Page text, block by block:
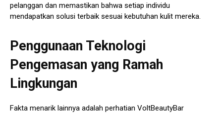
pelanggan dan memastikan bahwa setiap individu
mendapatkan solusi terbaik sesuai kebutuhan kulit mereka.
Penggunaan Teknologi
Pengemasan yang Ramah
Lingkungan
Fakta menarik lainnya adalah perhatian VoltBeautyBar